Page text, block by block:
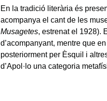
En la tradició literària és
acompanya el cant de les
Musagetes, estrenat el 1928).
d’acompanyant, mentre que
posteriorment per Èsquil i
d’Apol·lo una categoria